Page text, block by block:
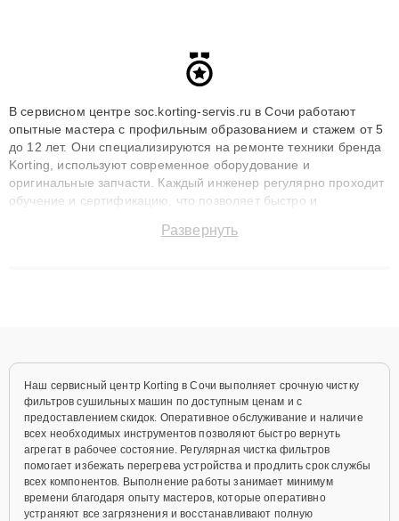
В сервисном центре soc.korting-servis.ru в Сочи работают
опытные мастера с профильным образованием и стажем от 5
до 12 лет. Они специализируются на ремонте техники бренда
Korting, используют современное оборудование и
оригинальные запчасти. Каждый инженер регулярно проходит
обучение и сертификацию, что позволяет быстро и
сохранением гарантии до 3 лет. Наши мастера решают
Развернуть
Наш сервисный центр Korting в Сочи выполняет срочную чистку
фильтров сушильных машин по доступным ценам и с
предоставлением скидок. Оперативное обслуживание и наличие
всех необходимых инструментов позволяют быстро вернуть
агрегат в рабочее состояние. Регулярная чистка фильтров
помогает избежать перегрева устройства и продлить срок службы
всех компонентов. Выполнение работы занимает минимум
времени благодаря опыту мастеров, которые оперативно
устраняют все загрязнения и восстанавливают полную